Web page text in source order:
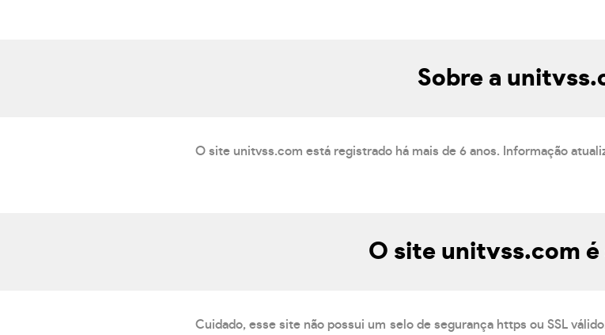
Sobre a
O site unitvss.com está registrado há mais de 6 anos. Informação
O site unitvss.com é
Cuidado, esse site não possui um selo de segurança https ou SSL